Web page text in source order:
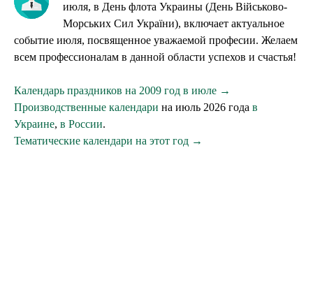
июля, в День флота Украины (День Військово-
Морських Сил України), включает актуальное
событие июля, посвященное уважаемой професии. Желаем
всем профессионалам в данной области успехов и счастья!
Календарь праздников на 2009 год в июле →
Производственные календари на июль 2026 года в
Украине, в России.
Тематические календари на этот год →